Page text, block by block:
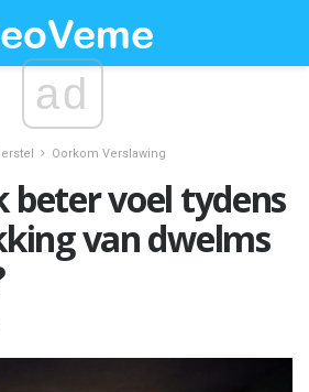
ad
Oorkom Verslawing
beter voel tydens
van dwelms